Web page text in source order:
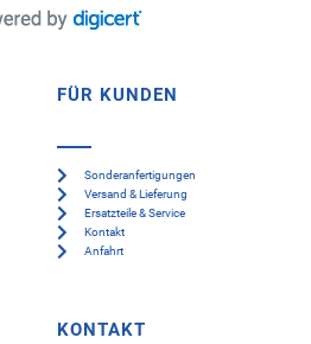
FÜR KUNDEN
Sonderanfertigungen
Versand & Lieferung
Ersatzteile & Service
Kontakt
Anfahrt
KONTAKT